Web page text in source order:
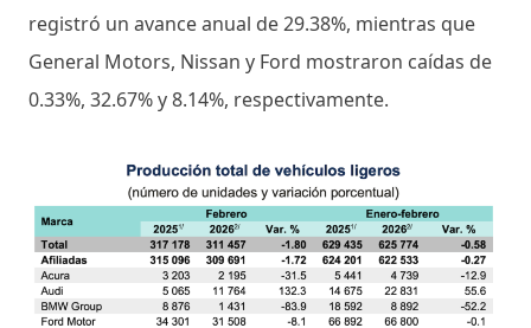
registró un avance anual de 29.38%, mientras que
General Motors, Nissan y Ford mostraron caídas de
0.33%, 32.67% y 8.14%, respectivamente.